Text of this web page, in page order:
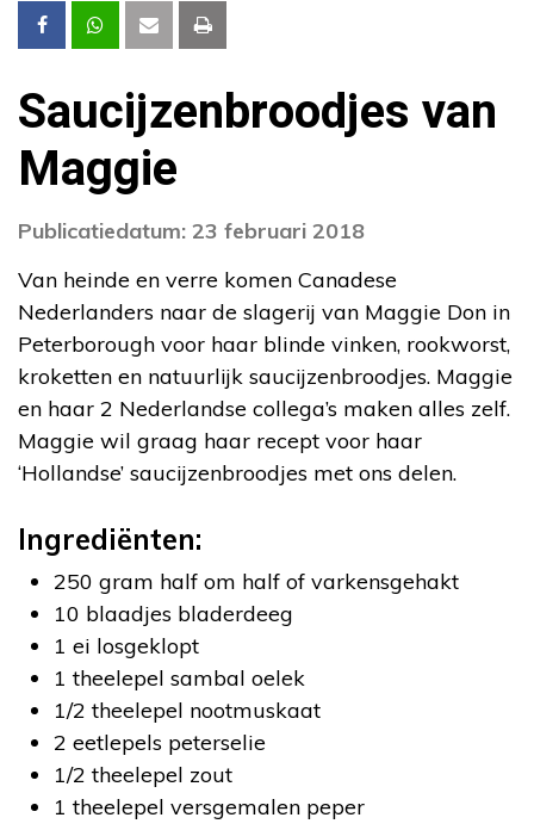
Saucijzenbroodjes van
Maggie
Publicatiedatum: 23 februari 2018
Van heinde en verre komen Canadese
Nederlanders naar de slagerij van Maggie Don in
Peterborough voor haar blinde vinken, rookworst,
kroketten en natuurlijk saucijzenbroodjes. Maggie
en haar 2 Nederlandse collega’s maken alles zelf.
Maggie wil graag haar recept voor haar
‘Hollandse’ saucijzenbroodjes met ons delen.
Ingrediënten:
250 gram half om half of varkensgehakt
10 blaadjes bladerdeeg
1 ei losgeklopt
1 theelepel sambal oelek
1/2 theelepel nootmuskaat
2 eetlepels peterselie
1/2 theelepel zout
1 theelepel versgemalen peper